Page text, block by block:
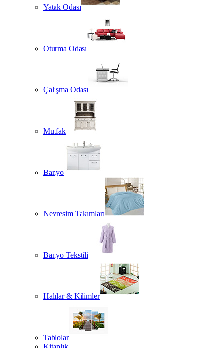
Yatak Odası
Oturma Odası
Çalışma Odası
Mutfak
Banyo
Nevresim Takımları
Banyo Tekstili
Halılar & Kilimler
Tablolar
Kitaplık